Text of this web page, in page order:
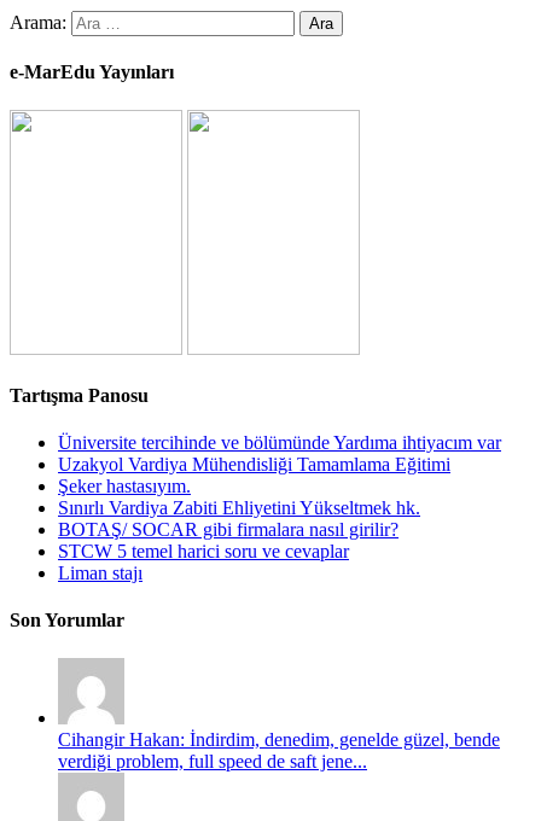
Arama:
e-MarEdu Yayınları
Tartışma Panosu
Üniversite tercihinde ve bölümünde Yardıma ihtiyacım var
Uzakyol Vardiya Mühendisliği Tamamlama Eğitimi
Şeker hastasıyım.
Sınırlı Vardiya Zabiti Ehliyetini Yükseltmek hk.
BOTAŞ/ SOCAR gibi firmalara nasıl girilir?
STCW 5 temel harici soru ve cevaplar
Liman stajı
Son Yorumlar
Cihangir Hakan: İndirdim, denedim, genelde güzel, bende
verdiği problem, full speed de saft jene...